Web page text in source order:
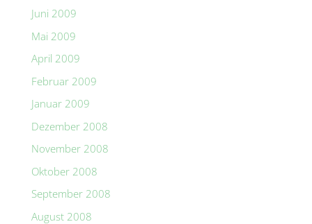
Juni 2009
Mai 2009
April 2009
Februar 2009
Januar 2009
Dezember 2008
November 2008
Oktober 2008
September 2008
August 2008